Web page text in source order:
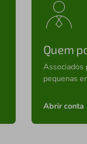
Quem
Associados
pequenas
Abrir conta